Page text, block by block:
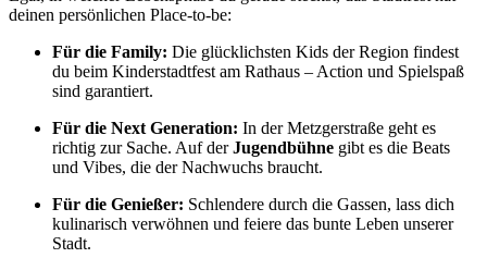
deinen persönlichen Place-to-be:
Für die Family: Die glücklichsten Kids der Region findest
du beim Kinderstadtfest am Rathaus – Action und Spielspaß
sind garantiert.
Für die Next Generation: In der Metzgerstraße geht es
richtig zur Sache. Auf derJugendbühne gibt es die Beats
und Vibes, die der Nachwuchs braucht.
Für die Genießer: Schlendere durch die Gassen, lass dich
kulinarisch verwöhnen und feiere das bunte Leben unserer
Stadt.